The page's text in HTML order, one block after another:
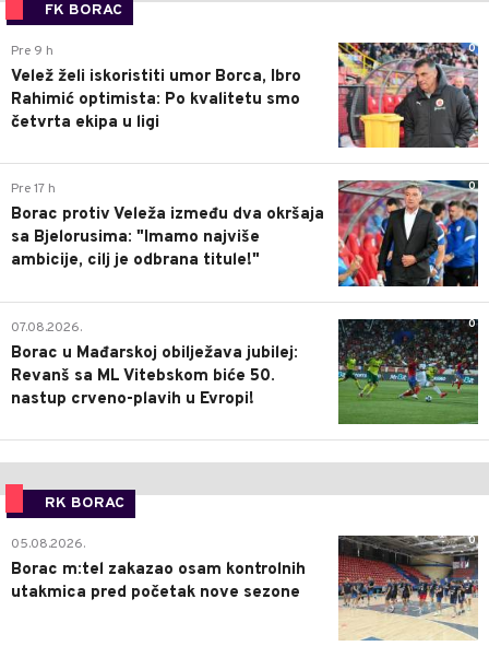
FK BORAC
0
Pre 9 h
Velež želi iskoristiti umor Borca, Ibro
Rahimić optimista: Po kvalitetu smo
četvrta ekipa u ligi
0
Pre 17 h
Borac protiv Veleža između dva okršaja
sa Bjelorusima: "Imamo najviše
ambicije, cilj je odbrana titule!"
0
07.08.2026.
Borac u Mađarskoj obilježava jubilej:
Revanš sa ML Vitebskom biće 50.
nastup crveno-plavih u Evropi!
RK BORAC
0
05.08.2026.
Borac m:tel zakazao osam kontrolnih
utakmica pred početak nove sezone